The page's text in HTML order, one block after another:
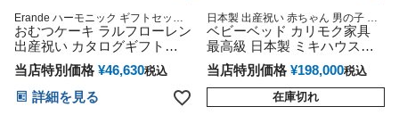
Erande ハーモニック ギフトセット
プレゼント ラッピング メッセージカ
ード POLO Baby shower 贈り物 誕生
日 出産記念 人気 オンライン オムツ
ケーキ カラフル インスタ
おむつケーキ ラルフローレン
出産祝い カタログギフト
Erande えらんで にこにこ ト
リプルチョイス 今治タオル
男の子 女の子 オーガニック
ベビーソックス イニシャル
当店特別価格 ¥46,630税込
詳細を見る
日本製 出産祝い 赤ちゃん 男の子 女
の子 mikihouse
ベビーベッド カリモク家具
最高級 日本製 ミキハウス
mikihouse
当店特別価格 ¥198,000税込
在庫切れ